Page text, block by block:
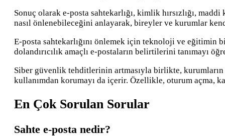
Sonuç olarak e-posta sahtekarlığı, kimlik hırsızlığı,
nasıl önlenebileceğini anlayarak, bireyler ve kurumlar
E-posta sahtekarlığını önlemek için teknoloji ve eğitimin
dolandırıcılık amaçlı e-postaların belirtilerini tanımayı
Siber güvenlik tehditlerinin artmasıyla birlikte,
kullanımdan korumayı da içerir. Özellikle, oturum açma,
En Çok Sorulan Sorular
Sahte e-posta nedir?